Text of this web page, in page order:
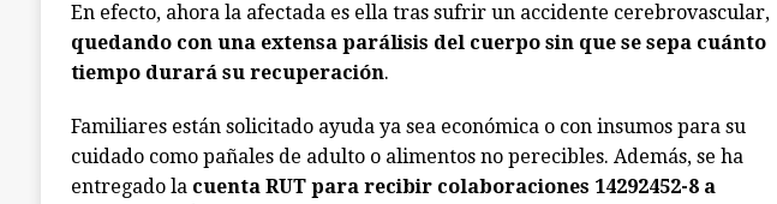
En efecto, ahora la afectada es ella tras sufrir un accidente cerebrovascular,
quedando con una extensa parálisis del cuerpo sin que se sepa cuánto
tiempo durará su recuperación.
Familiares están solicitado ayuda ya sea económica o con insumos para su
cuidado como pañales de adulto o alimentos no perecibles. Además, se ha
entregado la cuenta RUT para recibir colaboraciones 14292452-8 a